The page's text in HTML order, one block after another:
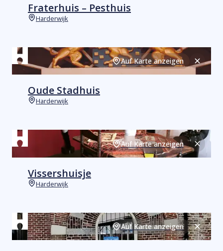
Fraterhuis – Pesthuis
Harderwijk
Auf Karte anzeigen
Oude Stadhuis
Harderwijk
Auf Karte anzeigen
Vissershuisje
Harderwijk
Auf Karte anzeigen